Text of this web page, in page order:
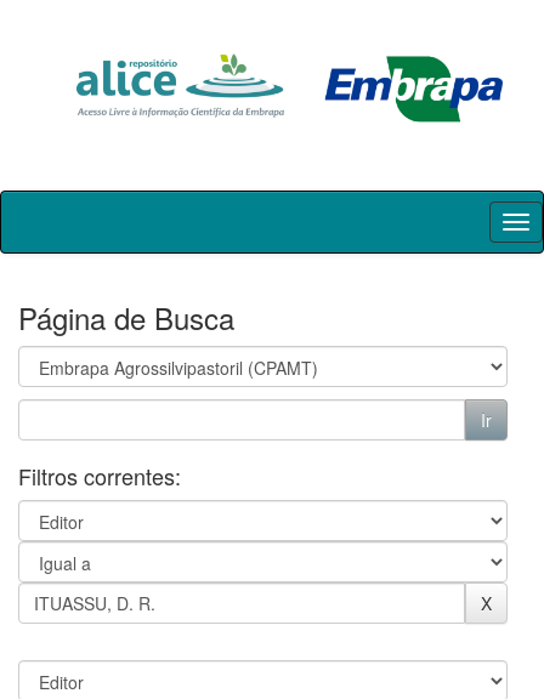
Skip
Página de Busca
Filtros correntes: